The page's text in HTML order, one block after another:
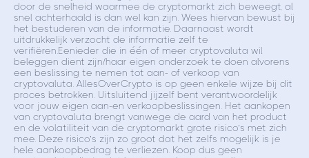
door de snelheid waarmee de cryptomarkt zich beweegt, al
snel achterhaald is dan wel kan zijn. Wees hiervan bewust bij
het bestuderen van de informatie. Daarnaast wordt
uitdrukkelijk verzocht de informatie zelf te
verifiëren.Eenieder die in één of meer cryptovaluta wil
beleggen dient zijn/haar eigen onderzoek te doen alvorens
een beslissing te nemen tot aan- of verkoop van
cryptovaluta. AllesOverCrypto is op geen enkele wijze bij dit
proces betrokken. Uitsluitend jijzelf bent verantwoordelijk
voor jouw eigen aan-en verkoopbeslissingen. Het aankopen
van cryptovaluta brengt vanwege de aard van het product
en de volatiliteit van de cryptomarkt grote risico’s met zich
mee. Deze risico’s zijn zo groot dat het zelfs mogelijk is je
hele aankoopbedrag te verliezen. Koop dus geen